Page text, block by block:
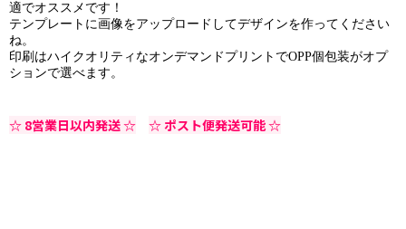
適でオススメです！
テンプレートに画像をアップロードしてデザインを作ってください
ね。
印刷はハイクオリティなオンデマンドプリントでOPP個包装がオプ
ションで選べます。
☆ 8営業日以内発送 ☆ ☆ ポスト便発送可能 ☆